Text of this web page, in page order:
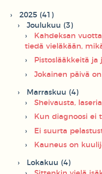
2025 (41)
Joulukuu (3)
Kahdeksan
tiedä vieläkään,
Pistoslääkkeitä ja
Jokainen päivä
Marraskuu (4)
Sheivausta,
Kun diagnoosi ei
Ei suurta
Kauneus on
Lokakuu (4)